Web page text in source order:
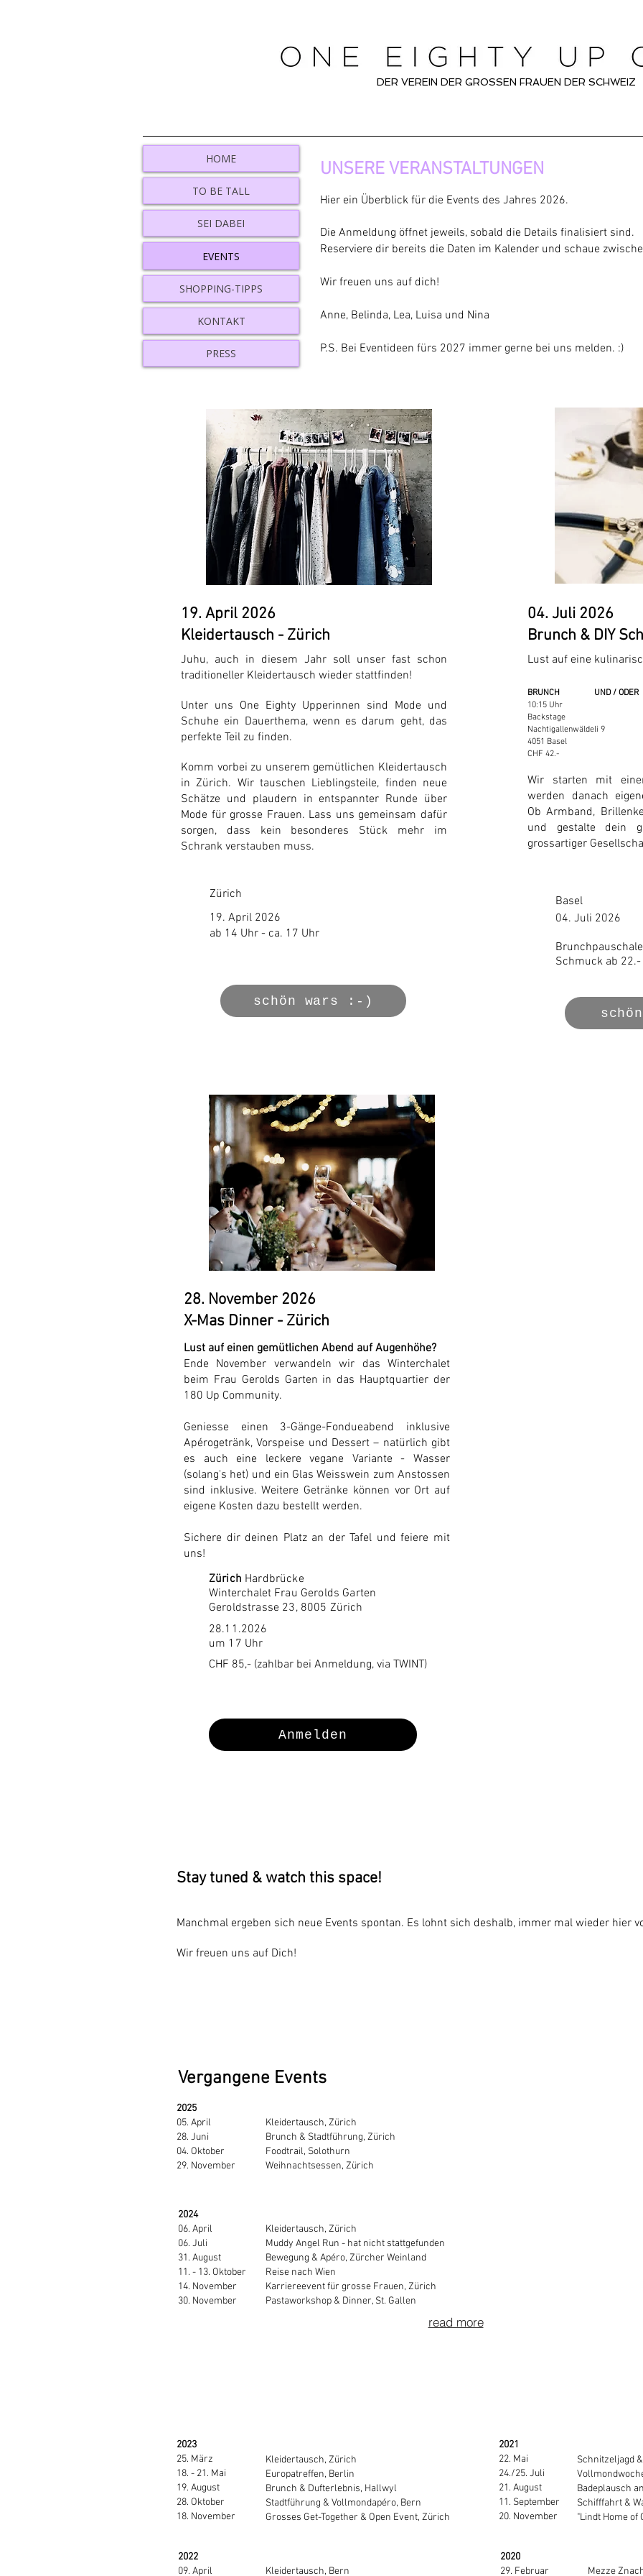
DER VEREIN DER GROSSEN FRAUEN DER SCHWEIZ
UNSERE VERANSTALTUNGEN
Hier ein Überblick für die Events des Jahres 2026.
Die Anmeldung öffnet jeweils, sobald die Details finalisiert sind.
Reserviere dir bereits die Daten im Kalender und schaue
Wir freuen uns auf dich!
Anne, Belinda, Lea, Luisa und Nina
P.S. Bei Eventideen fürs 2027 immer gerne bei uns melden. :)
19. April 2026
Kleidertausch - Zürich
Juhu, auch in diesem Jahr soll unser fast schon
traditioneller Kleidertausch wieder stattfinden!
Unter uns One Eighty Upperinnen sind Mode und
Schuhe ein Dauerthema, wenn es darum geht, das
perfekte Teil zu finden.
Komm vorbei zu unserem gemütlichen Kleidertausch
in Zürich. Wir tauschen Lieblingsteile, finden neue
Schätze und plaudern in entspannter Runde über
Mode für grosse Frauen. Lass uns gemeinsam dafür
sorgen, dass kein besonderes Stück mehr im
Schrank verstauben muss.
Zürich
19. April 2026
ab 14 Uhr - ca. 17 Uhr
schön wars :-)
04. Juli 2026
Brunch & DIY
Lust auf eine
Wir starten mit
werden danach
Ob Armband,
und gestalte dein
grossartiger
BRUNCH
10:15 Uhr
Backstage
Nachtigallenwäldeli 9
4051 Basel
CHF 42.-
UND / ODER
Basel
04. Juli 2026
Schmuck ab
28. November 2026
X-Mas Dinner - Zürich
Lust auf einen gemütlichen Abend auf Augenhöhe?
Ende November verwandeln wir das Winterchalet
beim Frau Gerolds Garten in das Hauptquartier der
180 Up Community.
Geniesse einen 3-Gänge-Fondueabend inklusive
Apérogetränk, Vorspeise und Dessert – natürlich gibt
es auch eine leckere vegane Variante - Wasser
(solang's het) und ein Glas Weisswein zum Anstossen
sind inklusive. Weitere Getränke können vor Ort auf
eigene Kosten dazu bestellt werden.
Sichere dir deinen Platz an der Tafel und feiere mit
uns!
Zürich Hardbrücke
Winterchalet Frau Gerolds Garten
Geroldstrasse 23, 8005 Zürich
28.11.2026
um 17 Uhr
CHF 85,- (zahlbar bei Anmeldung, via TWINT)
Anmelden
Stay tuned & watch this space!
Manchmal ergeben sich neue Events spontan. Es lohnt sich deshalb, immer mal wieder hier
Wir freuen uns auf Dich!​​​​
Vergangene Events
2025
05. April
28. Juni
04. Oktober
29. November
Kleidertausch, Zürich
Brunch & Stadtführung, Zürich
Foodtrail, Solothurn
Weihnachtsessen, Zürich
2024
06. April
06. Juli
31. August
11. - 13. Oktober
14. November
30. November​
Kleidertausch, Zürich
Muddy Angel Run - hat nicht stattgefunden
Bewegung & Apéro, Zürcher Weinland
Reise nach Wien
Karriereevent für grosse Frauen, Zürich
Pastaworkshop & Dinner, St. Gallen
read more
2023
25. März
18. - 21. Mai
19. August
28. Oktober
18. November
Kleidertausch, Zürich
Europatreffen, Berlin
Brunch & Dufterlebnis, Hallwyl
Stadtführung & Vollmondapéro, Bern
Grosses Get-Together & Open Event, Zürich
2021
22. Mai
24./25. Juli
21. August
11. September
20. November
Schnitzeljagd
Badeplausch
Schifffahrt &
"Lindt Home of
2022
09. April
Kleidertausch, Bern
2020
29. Februar
Mezze
HOME
TO BE TALL
SEI DABEI
EVENTS
SHOPPING-TIPPS
KONTAKT
PRESS